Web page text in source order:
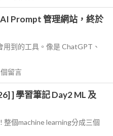
AI Prompt 管理網站，終於
到的工具。像是 ChatGPT、
個留言
] 學習筆記 Day2 ML 及
個machine learning分成三個